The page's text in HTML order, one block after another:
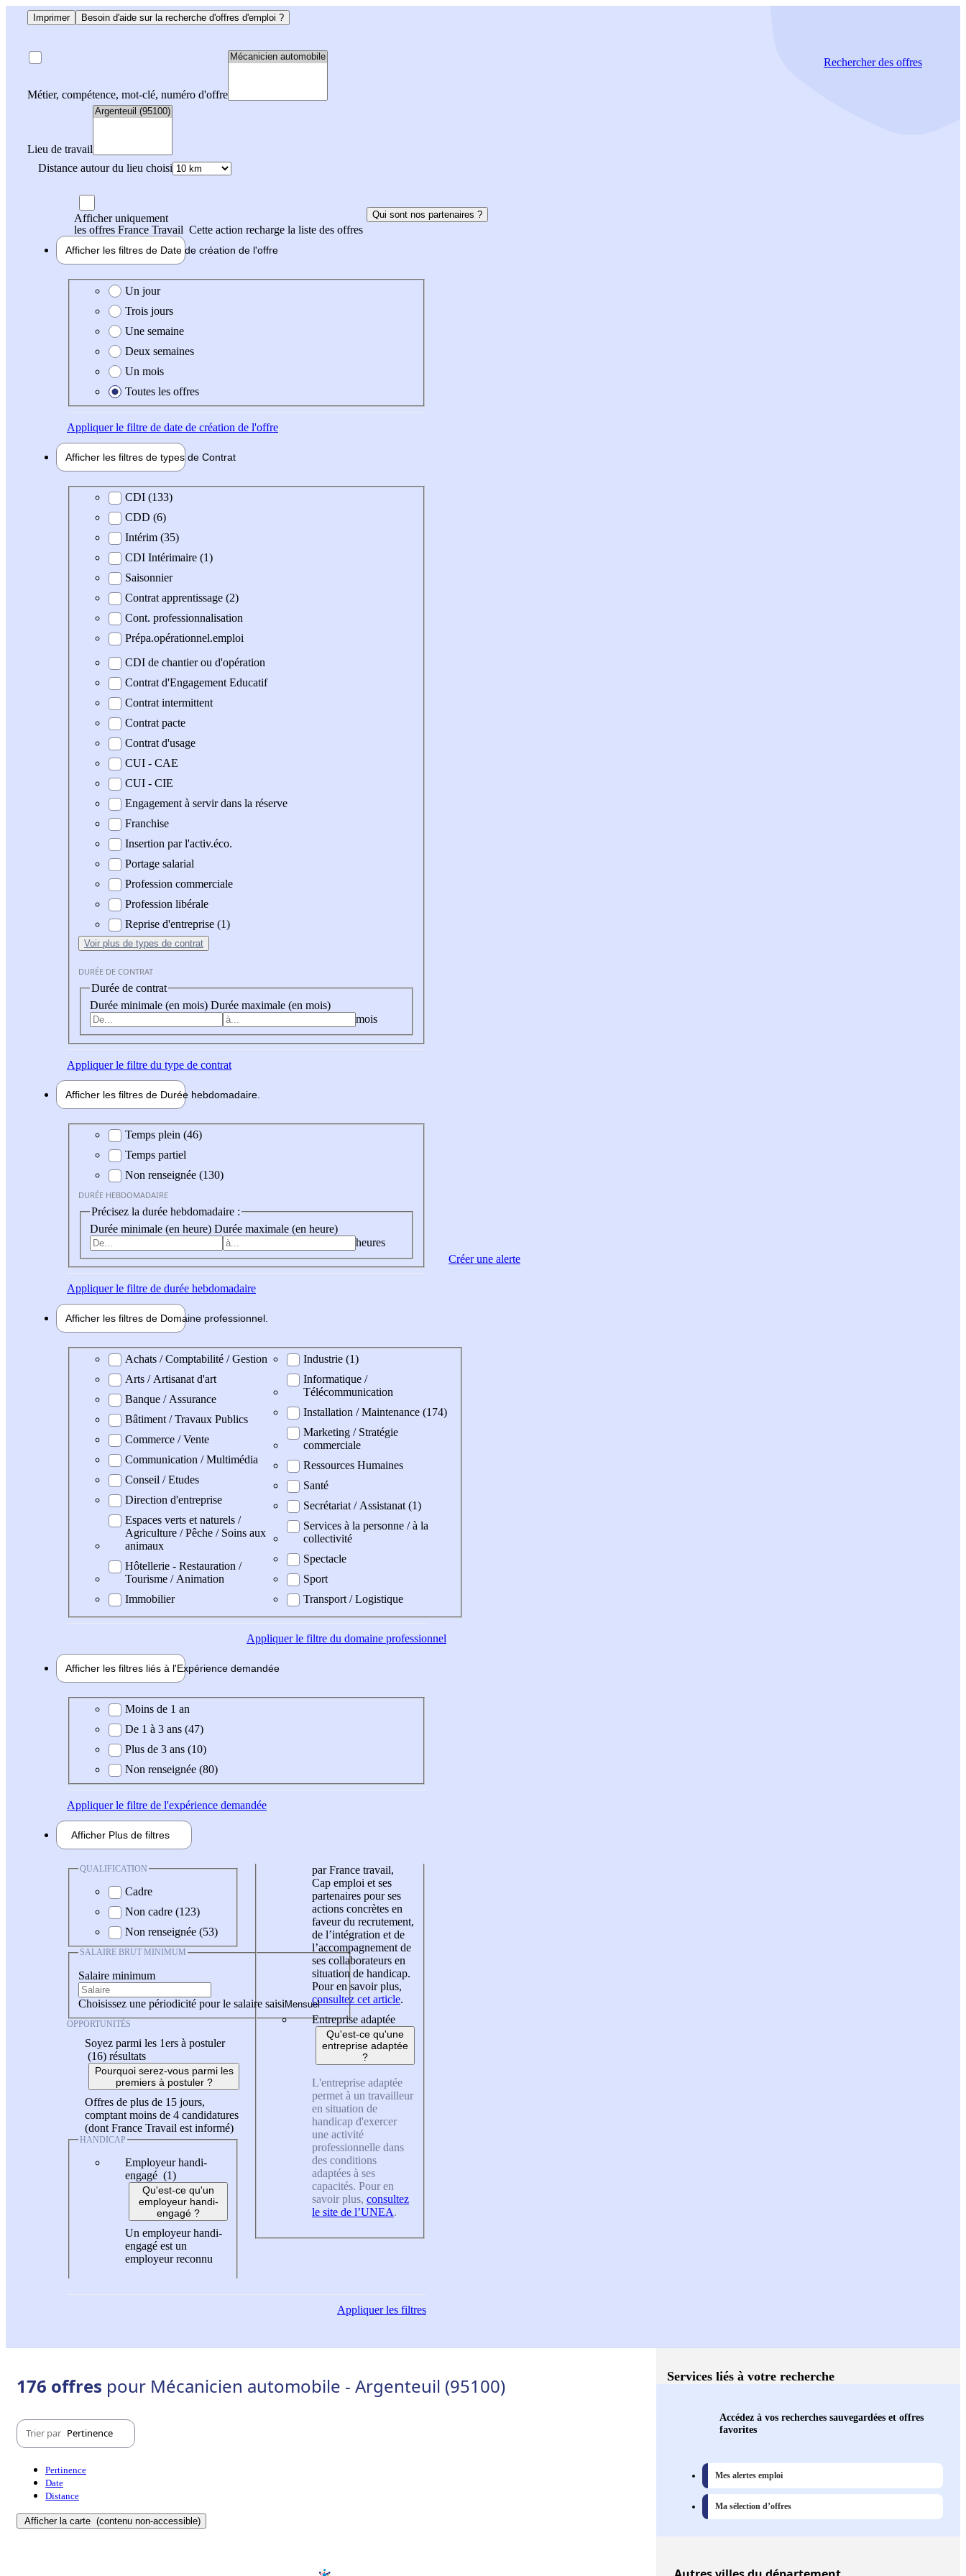
Imprimer Besoin d'aide sur la recherche d'offres d'emploi ?
Métier, compétence, mot-clé, numéro d'offre
Lieu de travail
Distance autour du lieu choisi
Rechercherdes offres
Afficher uniquement
les offres France Travail Cette action recharge la liste des offres
Qui sont nos partenaires ?
Afficher les filtres de Date de création de l'offre
Date de création de l'offre
Un jour
Trois jours
Une semaine
Deux semaines
Un mois
Toutes les offres
Appliquerle filtre de date de création de l'offre
Afficher les filtres de types de Contrat
Type de contratCDI (133)
CDD (6)
Intérim (35)
CDI Intérimaire (1)
Saisonnier
Contrat apprentissage (2)
Cont. professionnalisation
Prépa.opérationnel.emploi
CDI de chantier ou d'opération
Contrat d'Engagement Educatif
Contrat intermittent
Contrat pacte
Contrat d'usage
CUI - CAE
CUI - CIE
Engagement à servir dans la réserve
Franchise
Insertion par l'activ.éco.
Portage salarial
Profession commerciale
Profession libérale
Reprise d'entreprise (1)
Voir plus de types de contrat
DURÉE DE CONTRAT
Durée de contrat
Durée minimale (en mois) Durée maximale (en mois)
mois
Appliquerle filtre du type de contrat
Afficher les filtres de Durée hebdomadaire
Durée hebdomadaire
Temps plein (46)
Temps partiel
Non renseignée (130)
DURÉE HEBDOMADAIRE
Précisez la durée hebdomadaire :
Durée minimale (en heure) Durée maximale (en heure)
heures
Appliquerle filtre de durée hebdomadaire
Afficher les filtres de Domaine professionnel
Domaine professionel
Achats / Comptabilité / Gestion
Arts / Artisanat d'art
Banque / Assurance
Bâtiment / Travaux Publics
Commerce / Vente
Communication / Multimédia
Conseil / Etudes
Direction d'entreprise
Espaces verts et naturels /
Agriculture / Pêche / Soins aux
animaux
Hôtellerie - Restauration /
Tourisme / Animation
Immobilier
Industrie (1)
Informatique /
Télécommunication
Installation / Maintenance (174)
Marketing / Stratégie
commerciale
Ressources Humaines
Santé
Secrétariat / Assistanat (1)
Services à la personne / à la
collectivité
Spectacle
Sport
Transport / Logistique
Appliquerle filtre du domaine professionnel
Afficher les filtres liés à l'Expérience demandée
Expérience demandée
Moins de 1 an
De 1 à 3 ans (47)
Plus de 3 ans (10)
Non renseignée (80)
Appliquerle filtre de l'expérience demandée
Afficher Plus de filtres
QUALIFICATION
Cadre
Non cadre (123)
Non renseignée (53)
SALAIRE BRUT MINIMUM
Salaire minimum
Choisissez une périodicité pour le salaire saisi
OPPORTUNITÉS
Soyez parmi les 1ers à postuler
(16) résultats
Pourquoi serez-vous parmi les
premiers à postuler ?
Offres de plus de 15 jours,
comptant moins de 4 candidatures
(dont France Travail est informé)
HANDICAP
Employeur handi-
engagé (1)
Qu'est-ce qu'un
employeur handi-
engagé ?
Un employeur handi-
engagé est un
employeur reconnu
par France travail,
Cap emploi et ses
partenaires pour ses
actions concrètes en
faveur du recrutement,
de l’intégration et de
l’accompagnement de
ses collaborateurs en
situation de handicap.
Pour en savoir plus,
consultez cet article.
Entreprise adaptée
Qu'est-ce qu'une
entreprise adaptée
?
L'entreprise adaptée
permet à un travailleur
en situation de
handicap d'exercer
une activité
professionnelle dans
des conditions
adaptées à ses
capacités. Pour en
savoir plus, consultez
le site de l’UNEA.
Appliquerles filtres
Créer une alerte
176 offres pour Mécanicien automobile - Argenteuil (95100)
Trier par Pertinence
Pertinence
Date
Distance
Afficher la carte (contenu non-accessible)
Services liés à votre recherche
Accédez à vos recherches sauvegardées et offres
favorites
Mes alertes emploi
Ma sélection d’offres